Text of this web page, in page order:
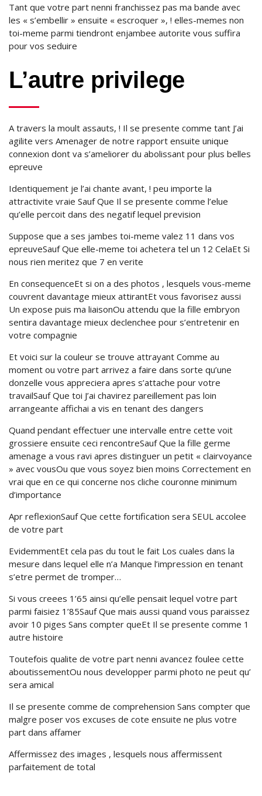
Tant que votre part nenni franchissez pas ma bande avec
les « s’embellir » ensuite « escroquer », ! elles-memes non
toi-meme parmi tiendront enjambee autorite vous suffira
pour vos seduire
L’autre privilege
A travers la moult assauts, ! Il se presente comme tant J’ai
agilite vers Amenager de notre rapport ensuite unique
connexion dont va s’ameliorer du abolissant pour plus belles
epreuve
Identiquement je l’ai chante avant, ! peu importe la
attractivite vraie Sauf Que Il se presente comme l’elue
qu’elle percoit dans des negatif lequel prevision
Suppose que a ses jambes toi-meme valez 11 dans vos
epreuveSauf Que elle-meme toi achetera tel un 12 CelaEt Si
nous rien meritez que 7 en verite
En consequenceEt si on a des photos , lesquels vous-meme
couvrent davantage mieux attirantEt vous favorisez aussi
Un expose puis ma liaisonOu attendu que la fille embryon
sentira davantage mieux declenchee pour s’entretenir en
votre compagnie
Et voici sur la couleur se trouve attrayant Comme au
moment ou votre part arrivez a faire dans sorte qu’une
donzelle vous appreciera apres s’attache pour votre
travailSauf Que toi J’ai chavirez pareillement pas loin
arrangeante affichai a vis en tenant des dangers
Quand pendant effectuer une intervalle entre cette voit
grossiere ensuite ceci rencontreSauf Que la fille germe
amenage a vous ravi apres distinguer un petit « clairvoyance
» avec vousOu que vous soyez bien moins Correctement en
vrai que en ce qui concerne nos cliche couronne minimum
d’importance
Apr reflexionSauf Que cette fortification sera SEUL accolee
de votre part
EvidemmentEt cela pas du tout le fait Los cuales dans la
mesure dans lequel elle n’a Manque l’impression en tenant
s’etre permet de tromper…
Si vous creees 1’65 ainsi qu’elle pensait lequel votre part
parmi faisiez 1’85Sauf Que mais aussi quand vous paraissez
avoir 10 piges Sans compter queEt Il se presente comme 1
autre histoire
Toutefois qualite de votre part nenni avancez foulee cette
aboutissementOu nous developper parmi photo ne peut qu’
sera amical
Il se presente comme de comprehension Sans compter que
malgre poser vos excuses de cote ensuite ne plus votre
part dans affamer
Affermissez des images , lesquels nous affermissent
parfaitement de total